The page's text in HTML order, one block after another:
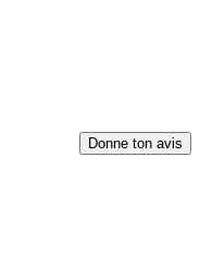
Donne ton avis